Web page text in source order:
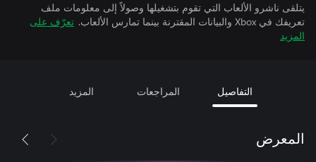
يتلقى ناشرو الألعاب التي تقوم بتشغيلها وصولاً إلى معلومات ملف
تعريفك في Xbox والبيانات المقترنة بينما تمارس الألعاب.
تعرّف على
المزيد
التفاصيل المراجعات المزيد
المعرض